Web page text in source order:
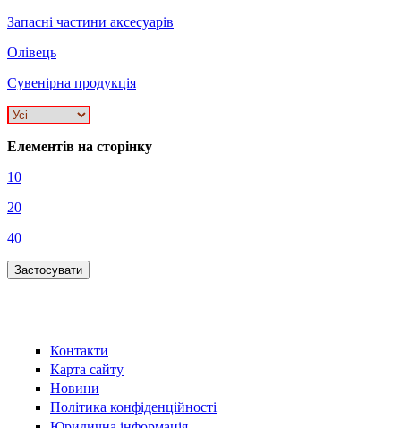
Запасні частини аксесуарів
Олівець
Сувенірна продукція
Елементів на сторінку
10
20
40
Контакти
Карта сайту
Новини
Політика конфіденційності